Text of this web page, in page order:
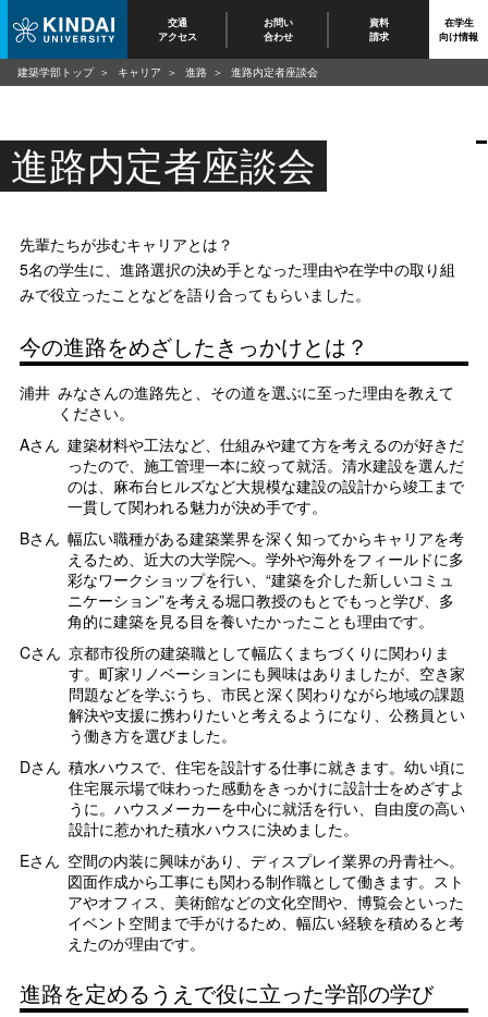
交通
アクセス
お問い
合わせ
資料
請求
在学生
向け情報
進路内定者座談会
先輩たちが歩むキャリアとは？
5名の学生に、進路選択の決め手となった理由や在学中の取り組
みで役立ったことなどを語り合ってもらいました。
今の進路をめざしたきっかけとは？
浦井 みなさんの進路先と、その道を選ぶに至った理由を教えて
ください。
Aさん 建築材料や工法など、仕組みや建て方を考えるのが好きだ
ったので、施工管理一本に絞って就活。清水建設を選んだ
のは、麻布台ヒルズなど大規模な建設の設計から竣工まで
一貫して関われる魅力が決め手です。
Bさん 幅広い職種がある建築業界を深く知ってからキャリアを考
えるため、近大の大学院へ。学外や海外をフィールドに多
彩なワークショップを行い、“建築を介した新しいコミュ
ニケーション”を考える堀口教授のもとでもっと学び、多
角的に建築を見る目を養いたかったことも理由です。
Cさん 京都市役所の建築職として幅広くまちづくりに関わりま
す。町家リノベーションにも興味はありましたが、空き家
問題などを学ぶうち、市民と深く関わりながら地域の課題
解決や支援に携わりたいと考えるようになり、公務員とい
う働き方を選びました。
Dさん 積水ハウスで、住宅を設計する仕事に就きます。幼い頃に
住宅展示場で味わった感動をきっかけに設計士をめざすよ
うに。ハウスメーカーを中心に就活を行い、自由度の高い
設計に惹かれた積水ハウスに決めました。
Eさん 空間の内装に興味があり、ディスプレイ業界の丹青社へ。
図面作成から工事にも関わる制作職として働きます。スト
アやオフィス、美術館などの文化空間や、博覧会といった
イベント空間まで手がけるため、幅広い経験を積めると考
えたのが理由です。
進路を定めるうえで役に立った学部の学び
建築学部トップ キャリア 進路 進路内定者座談会